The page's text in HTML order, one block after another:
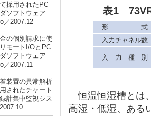
採用されたPC
ソフトウェア
／2007.12
の個別請求に使
モートI/OとPC
ソフトウェア
／2007.11
装置の異常解析
されたチャート
計集中監視シス
表1
形 式
入力チャネル数
入 力 種 別
恒温恒湿槽とは
高湿・低湿、ある